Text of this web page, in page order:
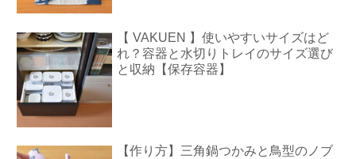
【 VAKUEN 】使いやすいサイズはど
れ？容器と水切りトレイのサイズ選び
と収納【保存容器】
【作り方】三角鍋つかみと鳥型のノブ